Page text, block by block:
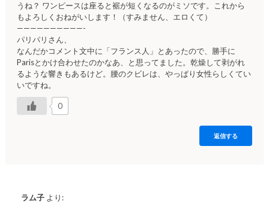
うね？ ワンピースは座ると裾が短くなるのがミソです。これから
もよろしくおねがいします！（すみません、エロくて）
——————————-
パリパリさん、
なんだかコメント文中に「フランス人」とあったので、勝手に
Parisとかけ合わせたのかなあ、と思ってました。乾燥して剥がれ
るような響きもあるけど。腰のクビレは、やっぱり女性らしくてい
いですね。
0
返信する
ラム子 より: